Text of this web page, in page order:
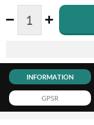
INFORMATION
GPSR